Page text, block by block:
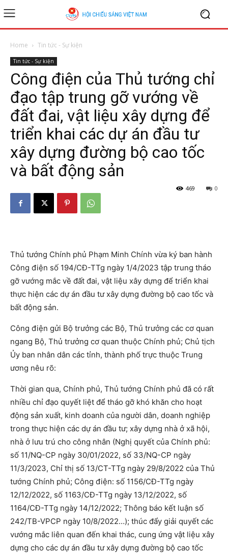
Home Tin tức - Sự kiện
Tin tức - Sự kiện
Công điện của Thủ tướng chỉ
đạo tập trung gỡ vướng về
đất đai, vật liệu xây dựng để
triển khai các dự án đầu tư
xây dựng đường bộ cao tốc
và bất động sản
0
469
Thủ tướng Chính phủ Phạm Minh Chính vừa ký ban hành
Công điện số 194/CĐ-TTg ngày 1/4/2023 tập trung tháo
gỡ vướng mắc về đất đai, vật liệu xây dựng để triển khai
thực hiện các dự án đầu tư xây dựng đường bộ cao tốc và
bất động sản.
Công điện gửi Bộ trưởng các Bộ, Thủ trưởng các cơ quan
ngang Bộ, Thủ trưởng cơ quan thuộc Chính phủ; Chủ tịch
Ủy ban nhân dân các tỉnh, thành phố trực thuộc Trung
ương nêu rõ:
Thời gian qua, Chính phủ, Thủ tướng Chính phủ đã có rất
nhiều chỉ đạo quyết liệt để tháo gỡ khó khăn cho hoạt
động sản xuất, kinh doanh của người dân, doanh nghiệp
trong thực hiện các dự án đầu tư; xây dựng nhà ở xã hội,
nhà ở lưu trú cho công nhân (Nghị quyết của Chính phủ:
số 11/NQ-CP ngày 30/01/2022, số 33/NQ-CP ngày
11/3/2023, Chỉ thị số 13/CT-TTg ngày 29/8/2022 của Thủ
tướng Chính phủ; Công điện: số 1156/CĐ-TTg ngày
12/12/2022, số 1163/CĐ-TTg ngày 13/12/2022, số
1164/CĐ-TTg ngày 14/12/2022; Thông báo kết luận số
242/TB-VPCP ngày 10/8/2022…); thúc đẩy giải quyết các
vướng mắc liên quan đến khai thác, cung ứng vật liệu xây
dựng cho các dự án đầu tư xây dựng đường bộ cao tốc